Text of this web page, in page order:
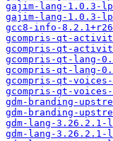
gajim-lang-1.0.3-
gajim-lang-1.0.3-
gcc8-info-
gcompris-qt-
gcompris-qt-
gcompris-qt-lang-
gcompris-qt-lang-
gcompris-qt-voices-
gcompris-qt-
gdm-branding-
gdm-branding-
gdm-lang-3.26.2.1-
gdm-lang-3.26.2.1-